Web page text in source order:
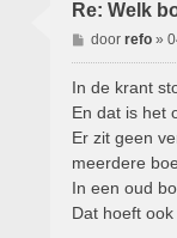
Re: Welk
B
e
c
h
t
door refo»
In de krant
En dat is het
Er zit geen
meerdere
In een oud
Dat hoeft